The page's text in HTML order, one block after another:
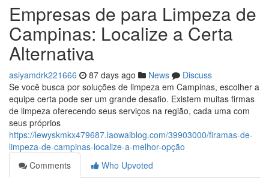
Empresas de para Limpeza de
Campinas: Localize a Certa
Alternativa
asiyamdrk221666 87 days ago News
Discuss
Se você busca por soluções de limpeza em Campinas, escolher a
equipe certa pode ser um grande desafio. Existem muitas firmas
de limpeza oferecendo seus serviços na região, cada uma com
seus próprios
https://lewyskmkx479687.laowaiblog.com/39903000/firamas-de-
limpeza-de-campinas-localize-a-melhor-opção
Comments
Who Upvoted